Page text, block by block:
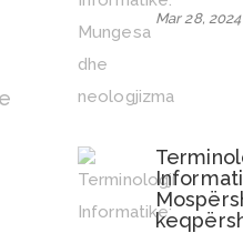
Mar 28, 2024